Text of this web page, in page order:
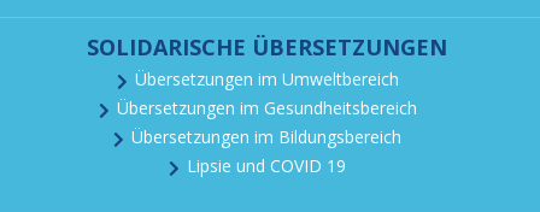
SOLIDARISCHE ÜBERSETZUNGEN
Übersetzungen im Umweltbereich
Übersetzungen im Gesundheitsbereich
Übersetzungen im Bildungsbereich
Lipsie und COVID 19